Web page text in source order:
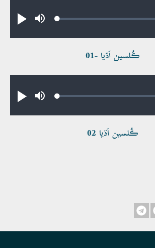
Play MuteLoaded:
ڪُلسين اَڌيا -01
Play MuteLoaded:
ڪُلسين اَڌيا 02